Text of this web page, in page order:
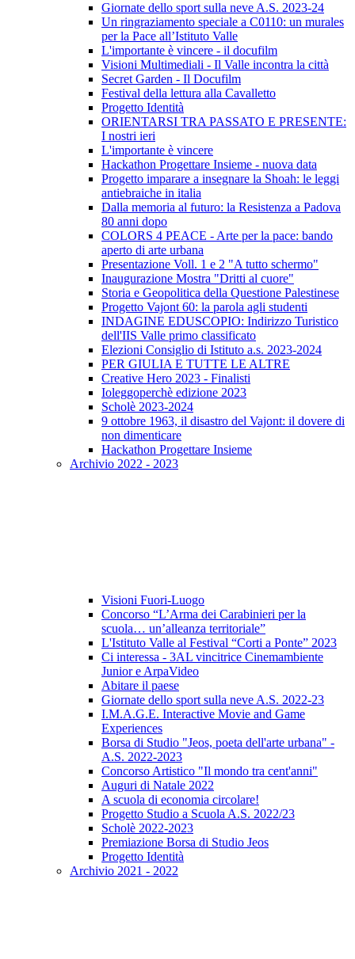
Giornate dello sport sulla neve A.S. 2023-24
Un ringraziamento speciale a C0110: un murales
per la Pace all’Istituto Valle
L'importante è vincere - il docufilm
Visioni Multimediali - Il Valle incontra la città
Secret Garden - Il Docufilm
Festival della lettura alla Cavalletto
Progetto Identità
ORIENTARSI TRA PASSATO E PRESENTE:
I nostri ieri
L'importante è vincere
Hackathon Progettare Insieme - nuova data
Progetto imparare a insegnare la Shoah: le leggi
antiebraiche in italia
Dalla memoria al futuro: la Resistenza a Padova
80 anni dopo
COLORS 4 PEACE - Arte per la pace: bando
aperto di arte urbana
Presentazione Voll. 1 e 2 "A tutto schermo"
Inaugurazione Mostra "Dritti al cuore"
Storia e Geopolitica della Questione Palestinese
Progetto Vajont 60: la parola agli studenti
INDAGINE EDUSCOPIO: Indirizzo Turistico
dell'IIS Valle primo classificato
Elezioni Consiglio di Istituto a.s. 2023-2024
PER GIULIA E TUTTE LE ALTRE
Creative Hero 2023 - Finalisti
Ioleggoperchè edizione 2023
Scholè 2023-2024
9 ottobre 1963, il disastro del Vajont: il dovere di
non dimenticare
Hackathon Progettare Insieme
Archivio 2022 - 2023
Visioni Fuori-Luogo
Concorso “L’Arma dei Carabinieri per la
scuola… un’alleanza territoriale”
L'Istituto Valle al Festival “Corti a Ponte” 2023
Ci interessa - 3AL vincitrice Cinemambiente
Junior e ArpaVideo
Abitare il paese
Giornate dello sport sulla neve A.S. 2022-23
I.M.A.G.E. Interactive Movie and Game
Experiences
Borsa di Studio "Jeos, poeta dell'arte urbana" -
A.S. 2022-2023
Concorso Artistico "Il mondo tra cent'anni"
Auguri di Natale 2022
A scuola di economia circolare!
Progetto Studio a Scuola A.S. 2022/23
Scholè 2022-2023
Premiazione Borsa di Studio Jeos
Progetto Identità
Archivio 2021 - 2022